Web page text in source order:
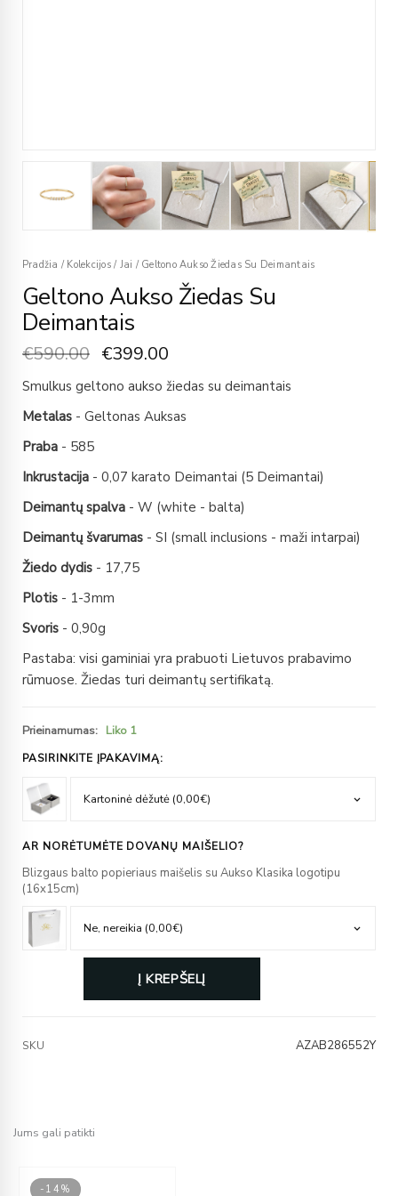
Pradžia / Kolekcijos / Jai /Geltono Aukso Žiedas Su Deimantais
Geltono Aukso Žiedas Su
Deimantais
€590.00 €399.00
Smulkus geltono aukso žiedas su deimantais
Metalas - Geltonas Auksas
Praba - 585
Inkrustacija - 0,07 karato Deimantai (5 Deimantai)
Deimantų spalva - W (white - balta)
Deimantų švarumas - SI (small inclusions - maži intarpai)
Žiedo dydis - 17,75
Plotis - 1-3mm
Svoris - 0,90g
Pastaba: visi gaminiai yra prabuoti Lietuvos prabavimo
rūmuose. Žiedas turi deimantų sertifikatą.
Prieinamumas: Liko 1
PASIRINKITE ĮPAKAVIMĄ:
AR NORĖTUMĖTE DOVANŲ MAIŠELIO?
Blizgaus balto popieriaus maišelis su Aukso Klasika logotipu
(16x15cm)
Į KREPŠELĮ
SKU AZAB286552Y
Jums gali patikti
-14%